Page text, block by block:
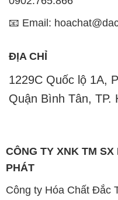
📧 Email:
ĐỊA CHỈ
1229C Quốc lộ 1A,
Quận Bình Tân, TP.
CÔNG TY XNK TM
PHÁT
Công ty Hóa Chất Đắc